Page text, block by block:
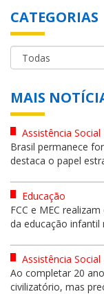
CATEGORIAS
MAIS
Assistência Social
Brasil permanece
destaca o papel
Educação
FCC e MEC
da educação infantil
Assistência Social
Ao completar 20
civilizatório, mas